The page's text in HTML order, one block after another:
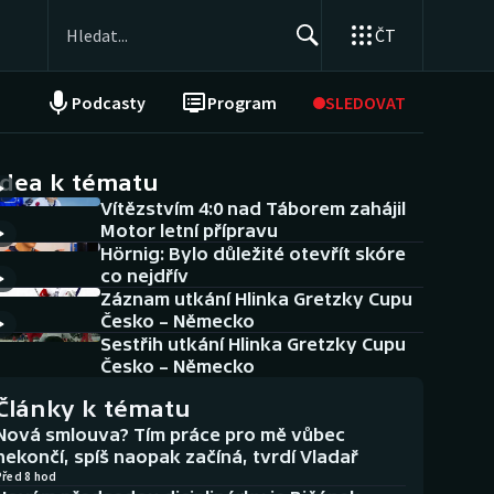
ČT
Podcasty Program SLEDOVAT
NEPŘEHLÉDNĚTE
Historické návraty
Aplikace ČT sport
AZ kvíz
k tématu
Vítězstvím 4:0 nad Táborem zahájil
Motor letní přípravu
Hörnig: Bylo důležité otevřít skóre
co nejdřív
Záznam utkání Hlinka Gretzky Cupu
Česko – Německo
Sestřih utkání Hlinka Gretzky Cupu
Česko – Německo
k tématu
smlouva? Tím práce pro mě vůbec
spíš naopak začíná, tvrdí Vladař
8 hod